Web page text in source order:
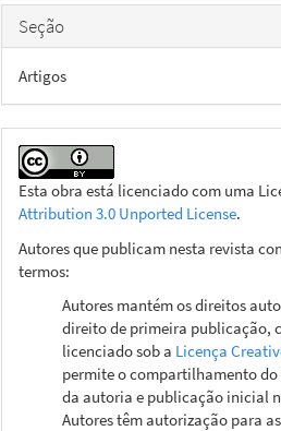
Seção
Artigos
Esta obra está licenciado com uma
Attribution 3.0 Unported License.
Autores que publicam nesta revista
termos:
Autores mantém os direitos
direito de primeira publicação,
licenciado sob a Licença
permite o compartilhamento
da autoria e publicação inicial
Autores têm autorização para